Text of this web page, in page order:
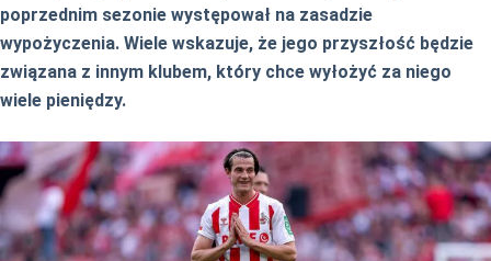
poprzednim sezonie występował na zasadzie
wypożyczenia. Wiele wskazuje, że jego przyszłość będzie
związana z innym klubem, który chce wyłożyć za niego
wiele pieniędzy.